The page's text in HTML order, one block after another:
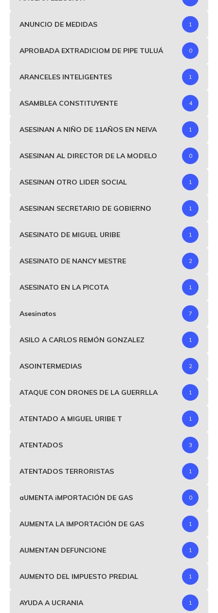
ANUNCIO DE MEDIDAS 1
APROBADA EXTRADICIOM DE PIPE TULUÁ 0
ARANCELES INTELIGENTES 1
ASAMBLEA CONSTITUYENTE 4
ASESINAN A NIÑO DE 11AÑOS EN NEIVA 1
ASESINAN AL DIRECTOR DE LA MODELO 0
ASESINAN OTRO LIDER SOCIAL 1
ASESINAN SECRETARIO DE GOBIERNO 1
ASESINATO DE MIGUEL URIBE 1
ASESINATO DE NANCY MESTRE 2
ASESINATO EN LA PICOTA 1
Asesinatos 7
ASILO A CARLOS REMÓN GONZALEZ 1
ASOINTERMEDIAS 2
ATAQUE CON DRONES DE LA GUERRLLA 1
ATENTADO A MIGUEL URIBE T 1
ATENTADOS 3
ATENTADOS TERRORISTAS 1
aUMENTA iMPORTACIÓN DE GAS 0
AUMENTA LA IMPORTACIÓN DE GAS 1
AUMENTAN DEFUNCIONE 1
AUMENTO DEL IMPUESTO PREDIAL 1
AYUDA A UCRANIA 1